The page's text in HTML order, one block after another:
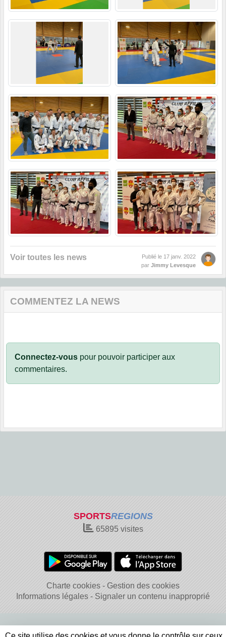
Voir toutes les news Publié le 17 janv. 2022
par Jimmy Levesque
COMMENTEZ LA NEWS
Connectez-vous pour pouvoir participer aux
commentaires.
SPORTSREGIONS
65895visites
Charte cookies
Gestion des cookies
Informations légales
Signaler un contenu inapproprié